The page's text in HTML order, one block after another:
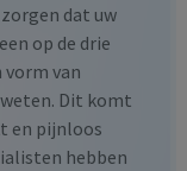
dat uw
op de drie
vorm van
Dit komt
en pijnloos
hebben